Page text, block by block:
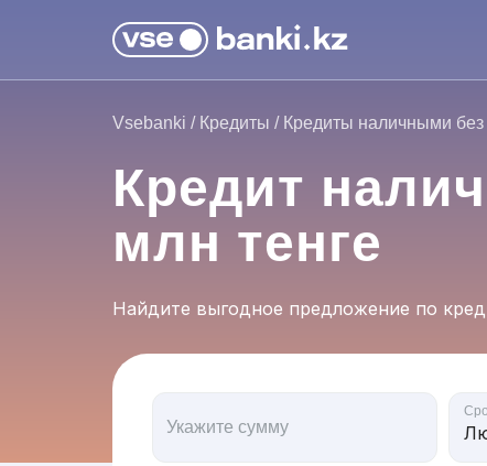
Vsebanki / Кредиты / Кредиты наличными без
Кредит
млн тенге
Найдите выгодное предложение по
Укажите сумму